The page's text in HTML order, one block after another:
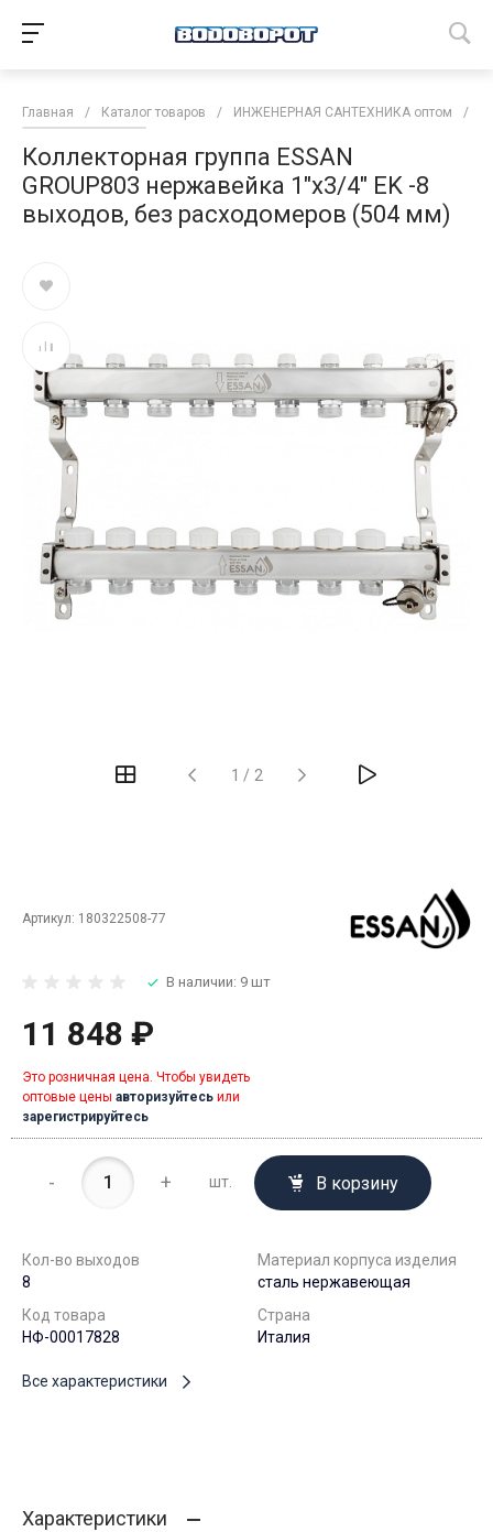
Главная / Каталог товаров / ИНЖЕНЕРНАЯ САНТЕХНИКА оптом /
Коллекторная группа ESSAN
GROUP803 нержавейка 1"x3/4" EK -8
выходов, без расходомеров (504 мм)
1 / 2
Артикул: 180322508-77
В наличии: 9 шт
11 848 ₽
Это розничная цена. Чтобы увидеть
оптовые цены авторизуйтесь или
зарегистрируйтесь
- + шт. В корзину
Кол-во выходов
8
Материал корпуса изделия
сталь нержавеющая
Код товара
НФ-00017828
Страна
Италия
Все характеристики
Характеристики